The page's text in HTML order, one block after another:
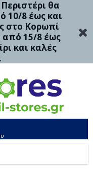
θα
10/8 έως και
στο Κορωπί
από 15/8 έως
και καλές